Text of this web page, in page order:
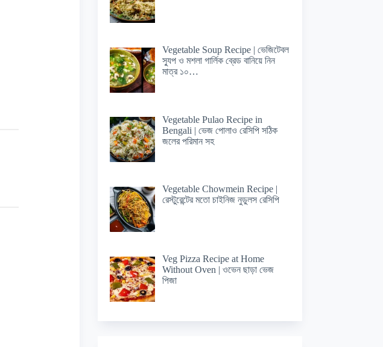
Vegetable Soup Recipe | ভেজিটেবল
স্যুপ ও মশলা গার্লিক ব্রেড বানিয়ে নিন
মাত্র ১০…
Vegetable Pulao Recipe in
Bengali | ভেজ পোলাও রেসিপি সঠিক
জলের পরিমান সহ
Vegetable Chowmein Recipe |
রেস্টুরেন্টের মতো চাইনিজ নুডুলস রেসিপি
Veg Pizza Recipe at Home
Without Oven | ওভেন ছাড়া ভেজ
পিজা